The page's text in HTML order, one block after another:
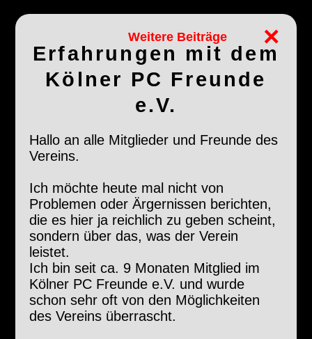
Weitere Beiträge ×
Erfahrungen mit dem
Kölner PC Freunde
e.V.
Hallo an alle Mitglieder und Freunde des
Vereins.
Ich möchte heute mal nicht von
Problemen oder Ärgernissen berichten,
die es hier ja reichlich zu geben scheint,
sondern über das, was der Verein
leistet.
Ich bin seit ca. 9 Monaten Mitglied im
Kölner PC Freunde e.V. und wurde
schon sehr oft von den Möglichkeiten
des Vereins überrascht.